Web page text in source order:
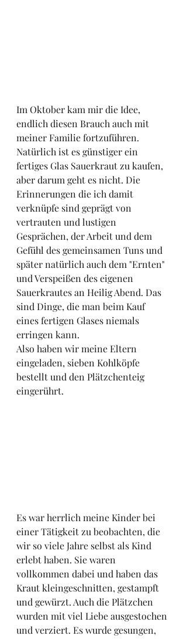
Im Oktober kam mir die Idee,
endlich diesen Brauch auch mit
meiner Familie fortzuführen.
Natürlich ist es günstiger ein
fertiges Glas Sauerkraut zu kaufen,
aber darum geht es nicht. Die
Erinnerungen die ich damit
verknüpfe sind geprägt von
vertrauten und lustigen
Gesprächen, der Arbeit und dem
Gefühl des gemeinsamen Tuns und
später natürlich auch dem "Ernten"
und Verspeißen des eigenen
Sauerkrautes an Heilig Abend. Das
sind Dinge, die man beim Kauf
eines fertigen Glases niemals
erringen kann.
Also haben wir meine Eltern
eingeladen, sieben Kohlköpfe
bestellt und den Plätzchenteig
eingerührt.
Es war herrlich meine Kinder bei
einer Tätigkeit zu beobachten, die
wir so viele Jahre selbst als Kind
erlebt haben. Sie waren
vollkommen dabei und haben das
Kraut kleingeschnitten, gestampft
und gewürzt. Auch die Plätzchen
wurden mit viel Liebe ausgestochen
und verziert. Es wurde gesungen,